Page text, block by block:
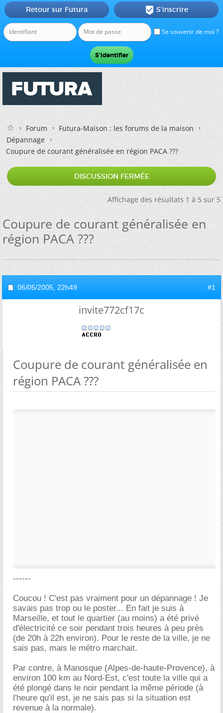
Se souvenir de moi ?
Retour sur Futura  S'inscrire
Forum
Futura-Maison : les forums de la maison
Dépannage
Coupure de courant généralisée en région PACA ???
DISCUSSION FERMÉE
Affichage des résultats 1 à 5 sur 5
Coupure de courant généralisée en
région PACA ???
06/05/2005, 22h49 #1
invite772cf17c
Coupure de courant généralisée en
région PACA ???
------
Coucou ! C'est pas vraiment pour un dépannage ! Je
savais pas trop ou le poster... En fait je suis à
Marseille, et tout le quartier (au moins) a été privé
d'électricité ce soir pendant trois heures à peu près
(de 20h à 22h environ). Pour le reste de la ville, je ne
sais pas, mais le métro marchait.
Par contre, à Manosque (Alpes-de-haute-Provence), à
environ 100 km au Nord-Est, c'est toute la ville qui a
été plongé dans le noir pendant la même période (à
l'heure qu'il est, je ne sais pas si la situation est
revenue à la normale).